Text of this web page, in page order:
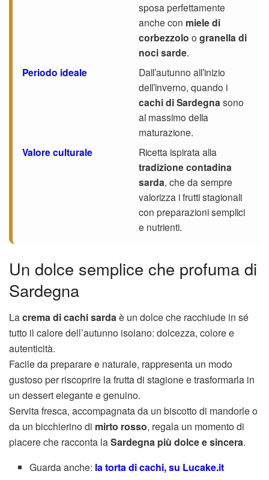
sposa perfettamente
anche con miele di
corbezzolo o granella di
noci sarde.
Periodo ideale
Dall’autunno all’inizio
dell’inverno, quando i
cachi di Sardegna sono
al massimo della
maturazione.
Valore culturale Ricetta ispirata alla
tradizione contadina
sarda, che da sempre
valorizza i frutti stagionali
con preparazioni semplici
e nutrienti.
Un dolce semplice che profuma di
Sardegna
Lacrema di cachi sardaè un dolce che racchiude in sé
tutto il calore dell’autunno isolano: dolcezza, colore e
autenticità.
Facile da preparare e naturale, rappresenta un modo
gustoso per riscoprire la frutta di stagione e trasformarla in
un dessert elegante e genuino.
Servita fresca, accompagnata da un biscotto di mandorle o
da un bicchierino di mirto rosso, regala un momento di
piacere che racconta laSardegna più dolce e sincera.
Guarda anche: la torta di cachi, su Lucake.it